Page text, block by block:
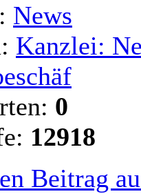
News
Kanzlei:
0
12918
Beitrag